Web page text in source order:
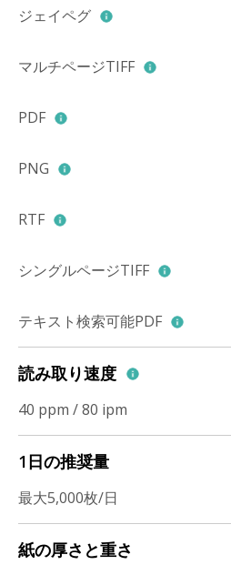
ジェイペグ
マルチページTIFF
PDF
PNG
RTF
シングルページTIFF
テキスト検索可能PDF
読み取り速度
40 ppm / 80 ipm
1日の推奨量
最大5,000枚/日
紙の厚さと重さ